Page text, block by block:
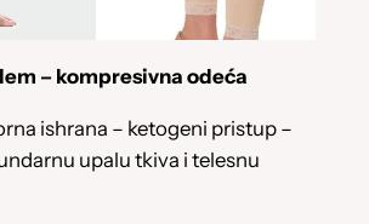
– kompresivna odeća
ishrana – ketogeni pristup –
upalu tkiva i telesnu